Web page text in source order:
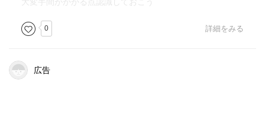
0 詳細をみる
広告